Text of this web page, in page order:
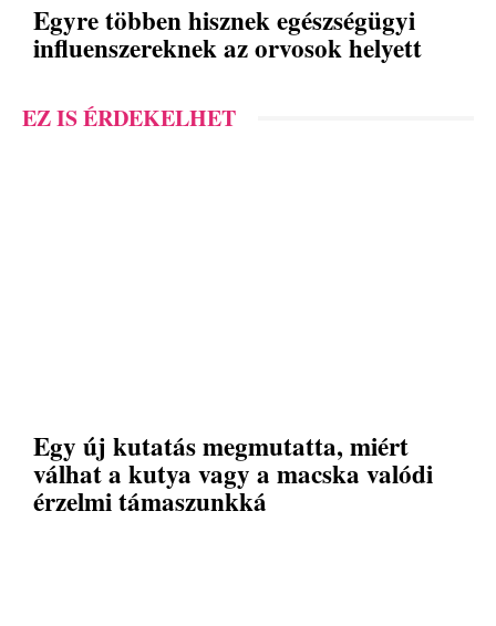
Egyre többen hisznek egészségügyi
influenszereknek az orvosok helyett
EZ IS ÉRDEKELHET
Egy új kutatás megmutatta, miért
válhat a kutya vagy a macska valódi
érzelmi támaszunkká